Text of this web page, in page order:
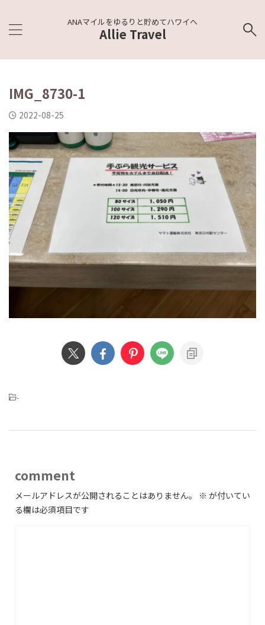
ANAマイルをゆるりと貯めてハワイへ
Allie Travel
IMG_8730-1
2022-08-25
-
comment
メールアドレスが公開されることはありません。 ※ が付いてい
る欄は必須項目です